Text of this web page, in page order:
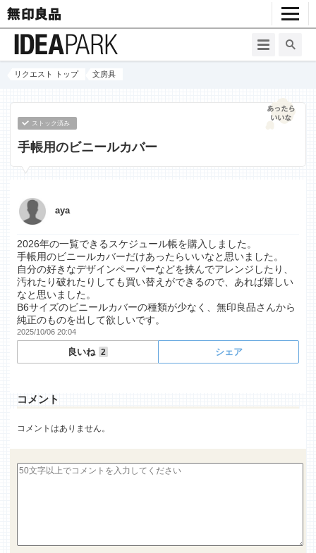
リクエスト トップ 文房具
ストック済み
手帳用のビニールカバー
aya
2026年の一覧できるスケジュール帳を購入しました。
手帳用のビニールカバーだけあったらいいなと思いました。
自分の好きなデザインペーパーなどを挟んでアレンジしたり、
汚れたり破れたりしても買い替えができるので、あれば嬉しい
なと思いました。
B6サイズのビニールカバーの種類が少なく、無印良品さんから
純正のものを出して欲しいです。
2025/10/06 20:04
良いね 2 シェア
コメント
コメントはありません。